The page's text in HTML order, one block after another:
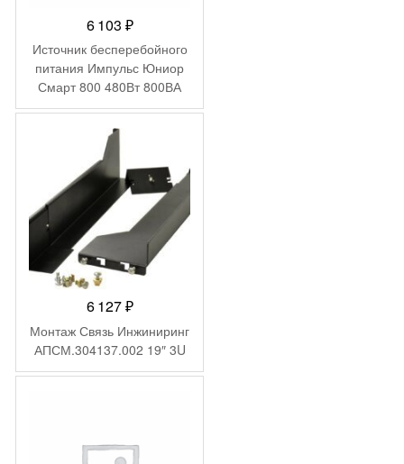
6 103 ₽
Источник бесперебойного
питания Импульс Юниор
Смарт 800 480Вт 800ВА
черный
6 127₽
Монтаж Связь Инжиниринг
АПСМ.304137.002 19″ 3U